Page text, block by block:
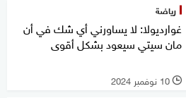
رياضة
غوارديولا: لا يساورني أي شك في أن
مان سيتي سيعود بشكل أقوى
l 10 نوفمبر 2024